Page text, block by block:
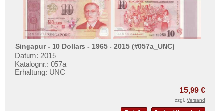
Singapur - 10 Dollars - 1965 - 2015 (#057a_UNC)
Datum: 2015
Katalognr.: 057a
Erhaltung: UNC
15,99 €
zzgl. Versand